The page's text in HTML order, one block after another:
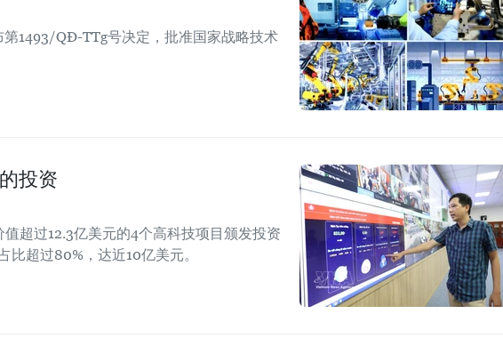
1493/QĐ-TTg号决定，批准国家战略技术
投资
超过12.3亿美元的4个高科技项目颁发投资
超过80%，达近10亿美元。